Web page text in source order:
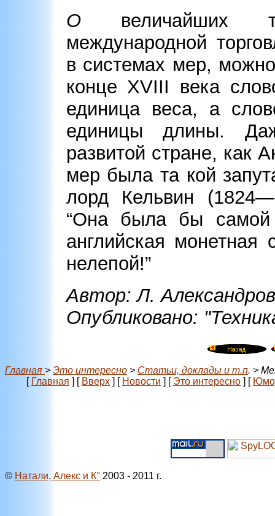
Овеличайших
международной
в системах мер,
конце XVIII века
единица веса, а
единицы длины.
развитой стране, как
мер была та кой
лорд Кельвин
“Она была бы
английская
нелепой!”
Автор: Л. Александров
Опубликовано:
Главная > Это интересно > Статьи, доклады и т.п. >
[ Главная ] [ Вверх ] [ Новости ] [ Это интересно ] [
© Натали, Алекс и К° 2003 - 2011 г.